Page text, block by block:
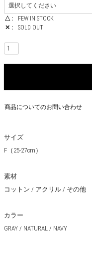
△
FEW IN STOCK
✕
SOLD OUT
商品についてのお問い合わせ
サイズ
F（25-27cm）
素材
コットン / アクリル / その他
カラー
GRAY / NATURAL / NAVY